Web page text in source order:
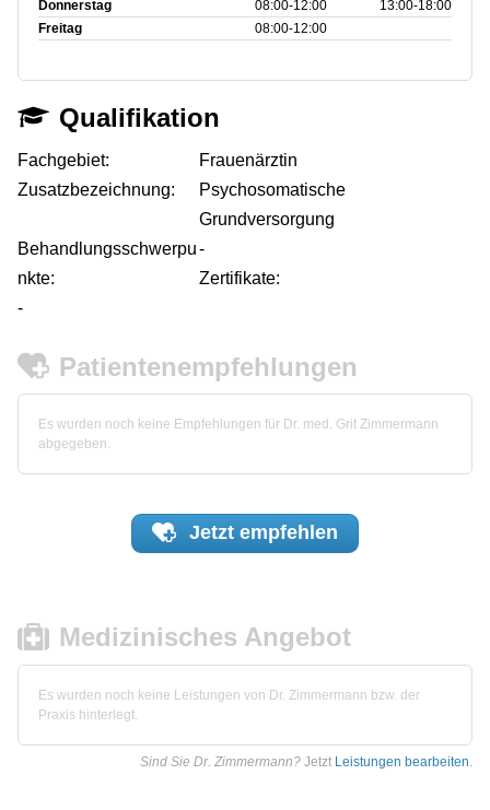
Donnerstag
08:00‑12:00
13:00‑18:00
Freitag
08:00‑12:00
Qualifikation
Fachgebiet:
Frauenärztin
Zusatzbezeichnung:
Psychosomatische
Grundversorgung
Behandlungsschwerpu
nkte:
-
Zertifikate:
-
Patientenempfehlungen
Es wurden noch keine Empfehlungen für Dr. med. Grit Zimmermann
abgegeben.
Jetzt empfehlen
Medizinisches Angebot
Es wurden noch keine Leistungen von Dr. Zimmermann bzw. der
Praxis hinterlegt.
Sind Sie Dr. Zimmermann? Jetzt Leistungen bearbeiten.